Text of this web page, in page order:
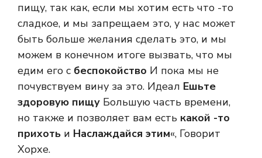
пищу, так как, если мы хотим есть что -то
сладкое, и мы запрещаем это, у нас может
быть больше желания сделать это, и мы
можем в конечном итоге вызвать, что мы
едим его с беспокойство И пока мы не
почувствуем вину за это. Идеал Ешьте
здоровую пищу Большую часть времени,
но также и позволяет вам есть какой -то
прихоть и Наслаждайся этим«, Говорит
Хорхе.